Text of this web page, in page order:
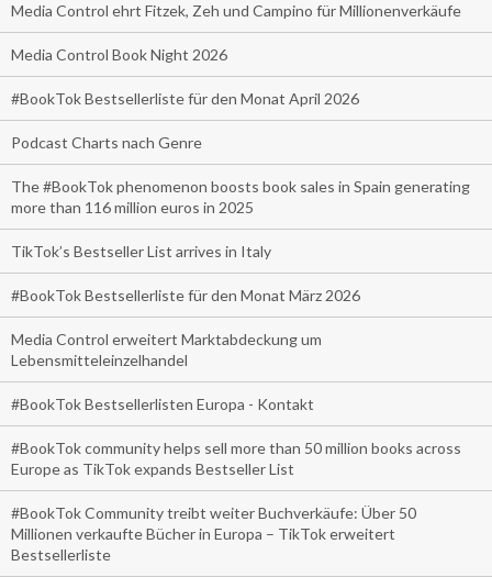
Media Control ehrt Fitzek, Zeh und Campino für Millionenverkäufe
Media Control Book Night 2026
#BookTok Bestsellerliste für den Monat April 2026
Podcast Charts nach Genre
The #BookTok phenomenon boosts book sales in Spain generating
more than 116 million euros in 2025
TikTok’s Bestseller List arrives in Italy
#BookTok Bestsellerliste für den Monat März 2026
Media Control erweitert Marktabdeckung um
Lebensmitteleinzelhandel
#BookTok Bestsellerlisten Europa - Kontakt
#BookTok community helps sell more than 50 million books across
Europe as TikTok expands Bestseller List
#BookTok Community treibt weiter Buchverkäufe: Über 50
Millionen verkaufte Bücher in Europa – TikTok erweitert
Bestsellerliste